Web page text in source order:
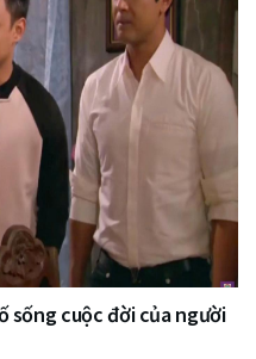
sống cuộc đời của người